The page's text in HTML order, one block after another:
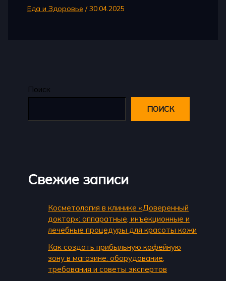
Еда и Здоровье /30.04.2025
Поиск
ПОИСК
Свежие записи
Косметология в клинике «Доверенный
доктор»: аппаратные, инъекционные и
лечебные процедуры для красоты кожи
Как создать прибыльную кофейную
зону в магазине: оборудование,
требования и советы экспертов